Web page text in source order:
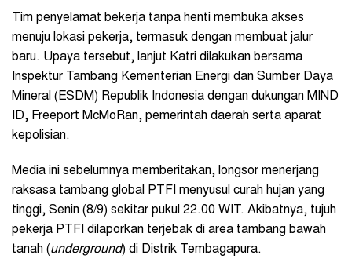
Tim penyelamat bekerja tanpa henti membuka akses
menuju lokasi pekerja, termasuk dengan membuat jalur
baru. Upaya tersebut, lanjut Katri dilakukan bersama
Inspektur Tambang Kementerian Energi dan Sumber Daya
Mineral (ESDM) Republik Indonesia dengan dukungan MIND
ID, Freeport McMoRan, pemerintah daerah serta aparat
kepolisian.
Media ini sebelumnya memberitakan, longsor menerjang
raksasa tambang global PTFI menyusul curah hujan yang
tinggi, Senin (8/9) sekitar pukul 22.00 WIT. Akibatnya, tujuh
pekerja PTFI dilaporkan terjebak di area tambang bawah
tanah (underground) di Distrik Tembagapura.